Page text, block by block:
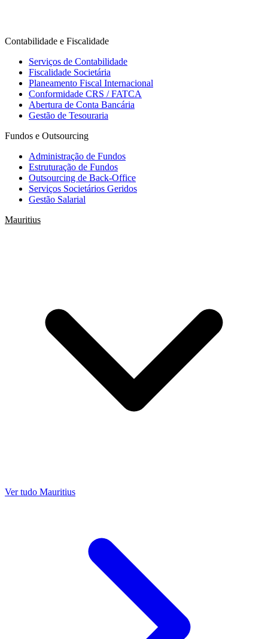
Contabilidade e Fiscalidade
Serviços de Contabilidade
Fiscalidade Societária
Planeamento Fiscal Internacional
Conformidade CRS / FATCA
Abertura de Conta Bancária
Gestão de Tesouraria
Fundos e Outsourcing
Administração de Fundos
Estruturação de Fundos
Outsourcing de Back-Office
Serviços Societários Geridos
Gestão Salarial
Mauritius
Ver tudo Mauritius